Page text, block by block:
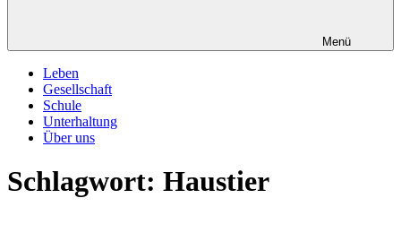
Menü
Leben
Gesellschaft
Schule
Unterhaltung
Über uns
Schlagwort: Haustier